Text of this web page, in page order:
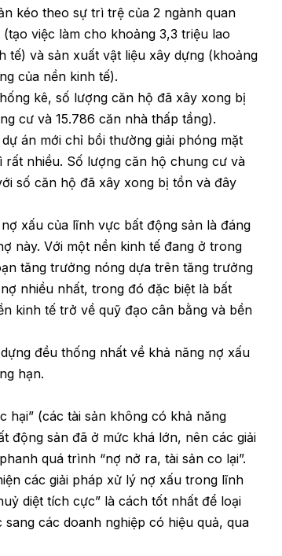
kéo theo sự trì trệ của 2 ngành quan
việc làm cho khoảng 3,3 triệu lao
tế) và sản xuất vật liệu xây dựng (khoảng
của nền kinh tế).
kê, số lượng căn hộ đã xây xong bị
cư và 15.786 căn nhà thấp tầng).
án mới chỉ bồi thường giải phóng mặt
nhiều. Số lượng căn hộ chung cư và
số căn hộ đã xây xong bị tồn và đây
xấu của lĩnh vực bất động sản là đáng
này. Với một nền kinh tế đang ở trong
tăng trưởng nóng dựa trên tăng trưởng
nhiều nhất, trong đó đặc biệt là bất
kinh tế trở về quỹ đạo cân bằng và bền
đều thống nhất về khả năng nợ xấu
hạn.
hại” (các tài sản không có khả năng
động sản đã ở mức khá lớn, nên các giải
quá trình “nợ nở ra, tài sản co lại”.
các giải pháp xử lý nợ xấu trong lĩnh
diệt tích cực” là cách tốt nhất để loại
các doanh nghiệp có hiệu quả, qua